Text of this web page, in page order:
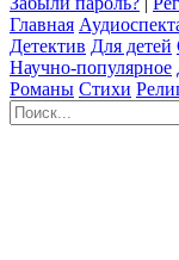
Главная
Детектив Для детей
Научно-популярное
Романы Стихи